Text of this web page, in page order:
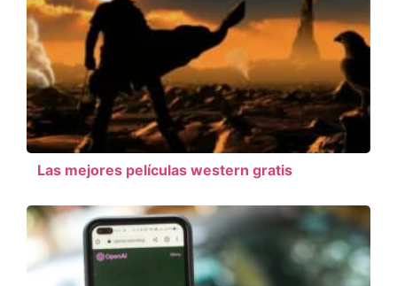
Las mejores películas western gratis